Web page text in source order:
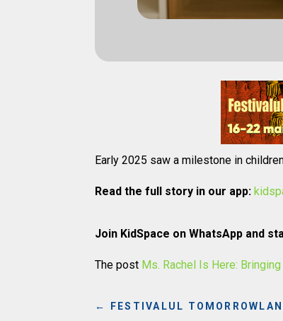
Early 2025 saw a milestone in
Read the full story in our app:
Join KidSpace on WhatsApp and
The post Ms. Rachel Is Here:
←
FESTIVALUL